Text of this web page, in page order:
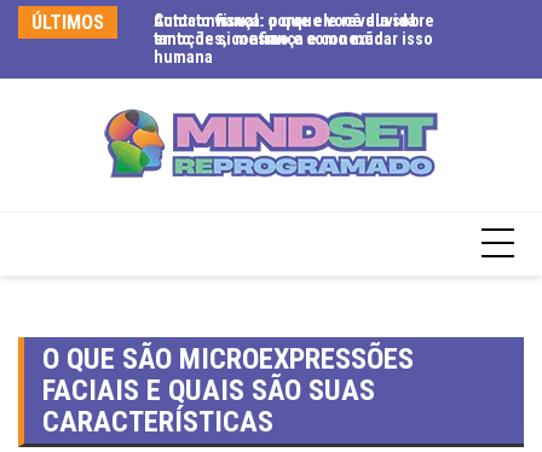
ÚLTIMOS
Contato visual: o que ele revela sobre
emoções, confiança e conexão
humana
Autoconfiança: porque você duvida
tanto de si mesmo e como mudar isso
O QUE SÃO MICROEXPRESSÕES
FACIAIS E QUAIS SÃO SUAS
CARACTERÍSTICAS